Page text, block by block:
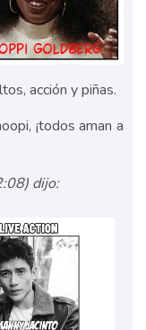
acción y piñas.
¡todos aman a
dijo: